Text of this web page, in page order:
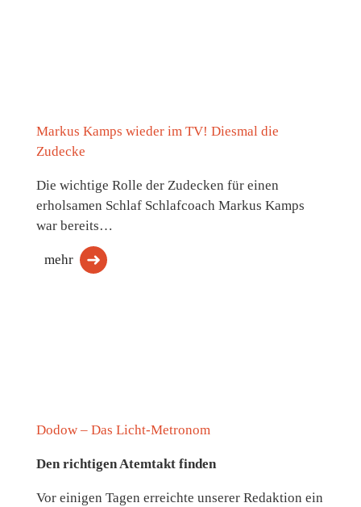
Markus Kamps wieder im TV! Diesmal die
Zudecke
Die wichtige Rolle der Zudecken für einen
erholsamen Schlaf Schlafcoach Markus Kamps
war bereits…
mehr
Dodow – Das Licht-Metronom
Den richtigen Atemtakt finden
Vor einigen Tagen erreichte unserer Redaktion ein